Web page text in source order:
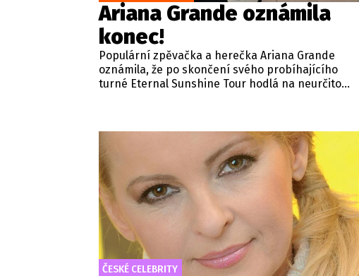
Ariana Grande oznámila
konec!
Populární zpěvačka a herečka Ariana Grande
oznámila, že po skončení svého probíhajícího
turné Eternal Sunshine Tour hodlá na neurčito
ČESKÉ CELEBRITY